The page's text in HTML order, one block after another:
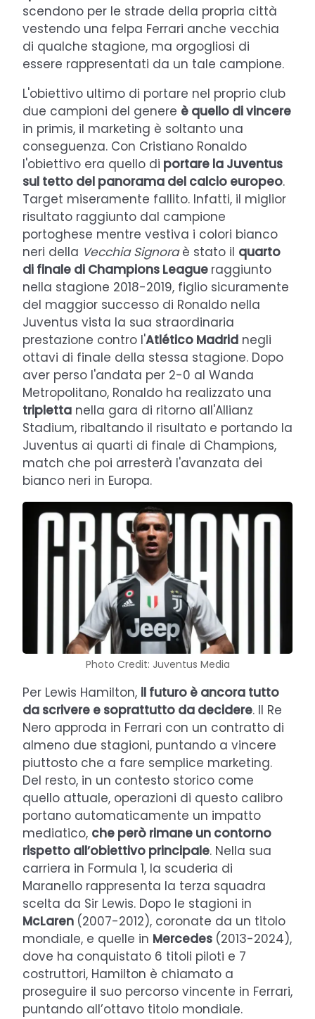
scendono per le strade della propria città
vestendo una felpa Ferrari anche vecchia
di qualche stagione, ma orgogliosi di
essere rappresentati da un tale campione.
L'obiettivo ultimo di portare nel proprio club
due campioni del genere è quello di vincere
in primis, il marketing è soltanto una
conseguenza. Con Cristiano Ronaldo
l'obiettivo era quello di portare la Juventus
sul tetto del panorama del calcio europeo.
Target miseramente fallito. Infatti, il miglior
risultato raggiunto dal campione
portoghese mentre vestiva i colori bianco
neri della Vecchia Signoraè stato il quarto
di finale di Champions League raggiunto
nella stagione 2018-2019, figlio sicuramente
del maggior successo di Ronaldo nella
Juventus vista la sua straordinaria
prestazione contro l'Atlético Madrid negli
ottavi di finale della stessa stagione. Dopo
aver perso l'andata per 2-0 al Wanda
Metropolitano, Ronaldo ha realizzato una
tripletta nella gara di ritorno all'Allianz
Stadium, ribaltando il risultato e portando la
Juventus ai quarti di finale di Champions,
match che poi arresterà l'avanzata dei
bianco neri in Europa.
Photo Credit: Juventus Media
Per Lewis Hamilton, il futuro è ancora tutto
da scrivere e soprattutto da decidere. Il Re
Nero approda in Ferrari con un contratto di
almeno due stagioni, puntando a vincere
piuttosto che a fare semplice marketing.
Del resto, in un contesto storico come
quello attuale, operazioni di questo calibro
portano automaticamente un impatto
mediatico, che però rimane un contorno
rispetto all’obiettivo principale. Nella sua
carriera in Formula 1, la scuderia di
Maranello rappresenta la terza squadra
scelta da Sir Lewis. Dopo le stagioni in
McLaren (2007-2012), coronate da un titolo
mondiale, e quelle in Mercedes (2013-2024),
dove ha conquistato 6 titoli piloti e 7
costruttori, Hamilton è chiamato a
proseguire il suo percorso vincente in Ferrari,
puntando all’ottavo titolo mondiale.